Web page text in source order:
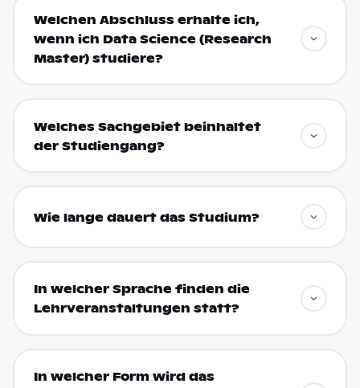
Welchen Abschluss erhalte ich,
wenn ich Data Science (Research
Master) studiere?
Welches Sachgebiet beinhaltet
der Studiengang?
Wie lange dauert das Studium?
In welcher Sprache finden die
Lehrveranstaltungen statt?
In welcher Form wird das